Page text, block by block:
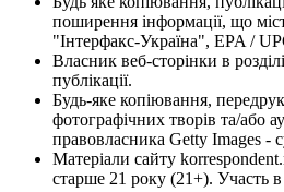
поширення інформації, що
"Інтерфакс-Україна", EPA /
Власник веб-сторінки в
публікації.
Будь-яке копіювання,
фотографічних творів та/або
правовласника Getty Images -
Матеріали сайту
старше 21 року (21+). Участь